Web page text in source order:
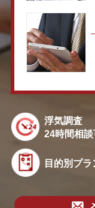
浮気調査
24時間相
目的別プラ